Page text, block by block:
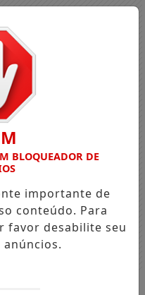
BLOQUEADOR DE
importante de
conteúdo. Para
favor desabilite seu